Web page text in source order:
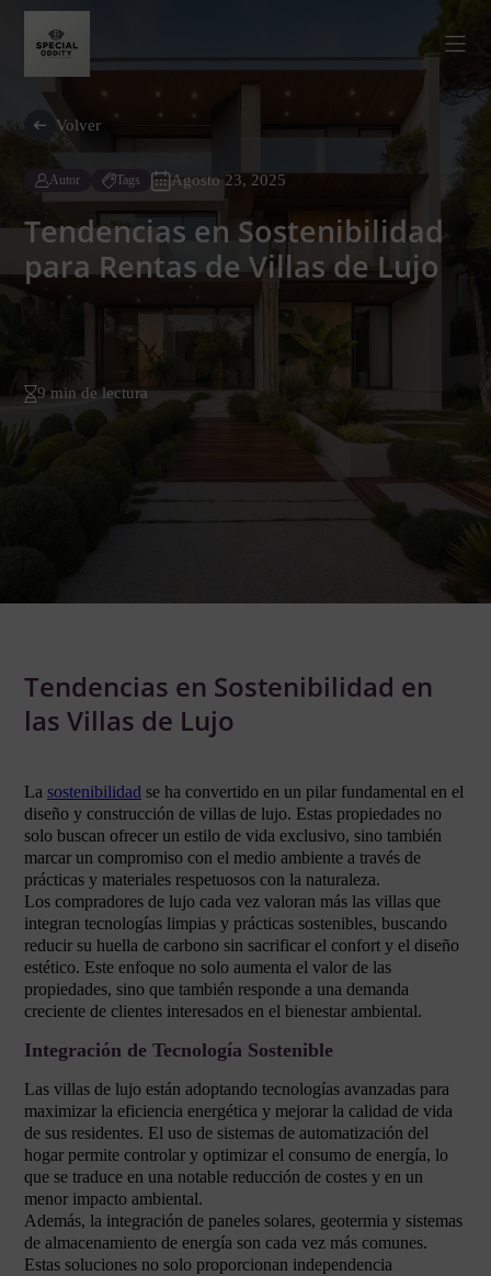
Volver
Autor Tags Agosto 23, 2025
Tendencias en Sostenibilidad
para Rentas de Villas de Lujo
9 min de lectura
Tendencias en Sostenibilidad en
las Villas de Lujo
La sostenibilidad se ha convertido en un pilar fundamental en el
diseño y construcción de villas de lujo. Estas propiedades no
solo buscan ofrecer un estilo de vida exclusivo, sino también
marcar un compromiso con el medio ambiente a través de
prácticas y materiales respetuosos con la naturaleza.
Los compradores de lujo cada vez valoran más las villas que
integran tecnologías limpias y prácticas sostenibles, buscando
reducir su huella de carbono sin sacrificar el confort y el diseño
estético. Este enfoque no solo aumenta el valor de las
propiedades, sino que también responde a una demanda
creciente de clientes interesados en el bienestar ambiental.
Integración de Tecnología Sostenible
Las villas de lujo están adoptando tecnologías avanzadas para
maximizar la eficiencia energética y mejorar la calidad de vida
de sus residentes. El uso de sistemas de automatización del
hogar permite controlar y optimizar el consumo de energía, lo
que se traduce en una notable reducción de costes y en un
menor impacto ambiental.
Además, la integración de paneles solares, geotermia y sistemas
de almacenamiento de energía son cada vez más comunes.
Estas soluciones no solo proporcionan independencia